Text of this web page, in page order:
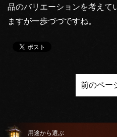
品のバリエーションを考えて
ますが一歩づづですね。
前のペー
用途から選ぶ